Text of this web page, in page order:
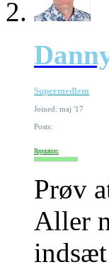
Supermedlem
Joined: maj '17
Posts:
Reputation:
Prøv
Aller